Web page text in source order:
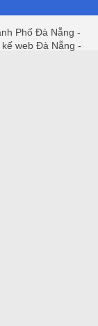
Phố Đà Nẵng -
web Đà Nẵng -